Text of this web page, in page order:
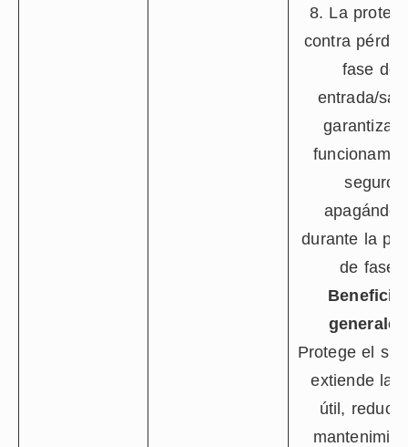
8. La
contra
fase de
entrada/
garantiza
seguro
durante la
de fase.
Protege el
extiende la
útil, reduce